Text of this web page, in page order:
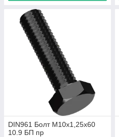
DIN961 Болт М10х1,25х60
10.9 БП пр